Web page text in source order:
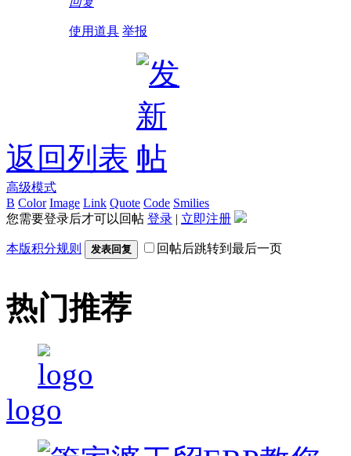
使用道具 举报
返回列表
高级模式
B Color Image Link Quote Code Smilies
您需要登录后才可以回帖 登录 | 立即注册
本版积分规则 发表回复 回帖后跳转到最后一页
热门推荐
logo